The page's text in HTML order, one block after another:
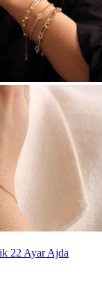
22 Ayar Ajda